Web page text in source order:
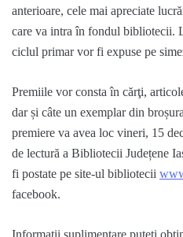
anterioare, cele mai apreciate
care va intra în fondul bibliotecii.
ciclul primar vor fi expuse pe
Premiile vor consta în cărţi,
dar și câte un exemplar din
premiere va avea loc vineri, 15
de lectură a Bibliotecii Județene
fi postate pe site-ul bibliotecii
facebook.